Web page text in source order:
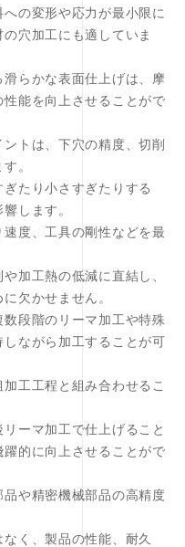
の変形や応力が最小限に
穴加工にも適していま
らかな表面仕上げは、摩
能を向上させることがで
トは、下穴の精度、切削
。
たり小さすぎたりする
します。
度、工具の剛性などを最
加工熱の低減に直結し、
欠かせません。
段階のリーマ加工や特殊
ながら加工することが可
工工程と組み合わせるこ
ーマ加工で仕上げること
的に向上させることがで
や精密機械部品の高精度
く、製品の性能、耐久